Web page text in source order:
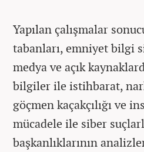
Yapılan çalışmalar
tabanları, emniyet bilgi
medya ve açık
bilgiler ile istihbarat,
göçmen kaçakçılığı ve
mücadele ile siber
başkanlıklarının